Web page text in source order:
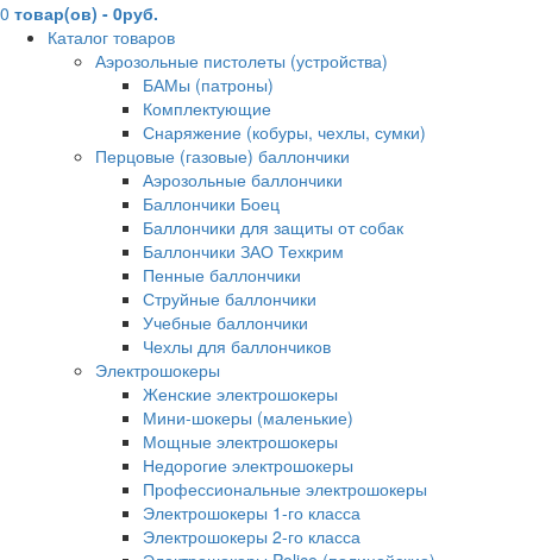
0 товар(ов) - 0руб.
Каталог товаров
Аэрозольные пистолеты (устройства)
БАМы (патроны)
Комплектующие
Снаряжение (кобуры, чехлы, сумки)
Перцовые (газовые) баллончики
Аэрозольные баллончики
Баллончики Боец
Баллончики для защиты от собак
Баллончики ЗАО Техкрим
Пенные баллончики
Струйные баллончики
Учебные баллончики
Чехлы для баллончиков
Электрошокеры
Женские электрошокеры
Мини-шокеры (маленькие)
Мощные электрошокеры
Недорогие электрошокеры
Профессиональные электрошокеры
Электрошокеры 1-го класса
Электрошокеры 2-го класса